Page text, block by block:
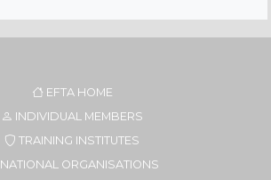
EFTA HOME
INDIVIDUAL MEMBERS
TRAINING INSTITUTES
NATIONAL ORGANISATIONS